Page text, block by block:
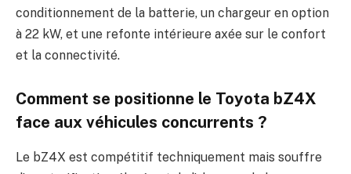
conditionnement de la batterie, un chargeur en option
à 22 kW, et une refonte intérieure axée sur le confort
et la connectivité.
Comment se positionne le Toyota bZ4X
face aux véhicules concurrents ?
Le bZ4X est compétitif techniquement mais souffre